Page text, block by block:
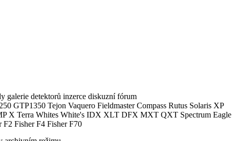
galerie detektorů inzerce diskuzní fórum
GTP1350 Tejon Vaquero Fieldmaster Compass Rutus Solaris XP
X Terra Whites White's IDX XLT DFX MXT QXT Spectrum Eagle
Fisher F4 Fisher F70